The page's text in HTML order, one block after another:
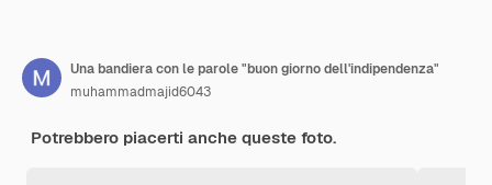
Una bandiera con le parole "buon giorno dell'indipendenza"
muhammadmajid6043
Potrebbero piacerti anche queste foto.